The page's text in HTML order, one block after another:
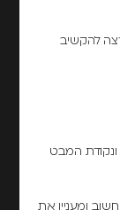
להקשיב
המבט
ומעניין את